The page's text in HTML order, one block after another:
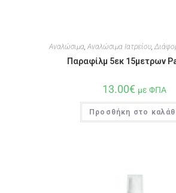
Αναλώσιμα, Αναλώσιμα Ιατρείου,
Παραφίλμ 5εκ 15μετρων
13.00€ με ΦΠΑ
Προσθήκη στο